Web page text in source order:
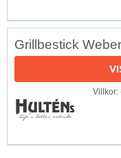
Grillbestick
Villkor: